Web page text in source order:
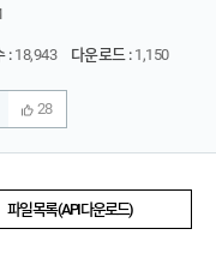
:18,943 다운로드 :1,150
28
파일 목록 (API 다운로드)